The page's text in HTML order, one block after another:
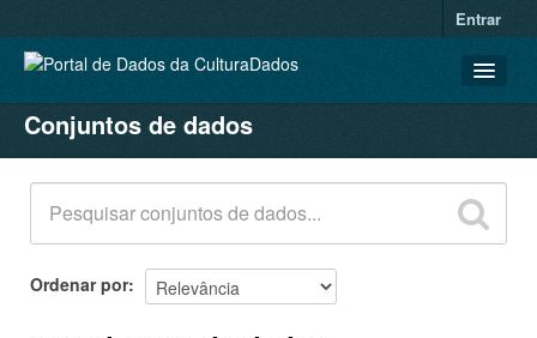
Entrar
CONJUNTOS DE DADOS
ORGANIZAÇÕES
GRUPOS
SOBRE
Conjuntos de dados
Ordenar por